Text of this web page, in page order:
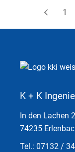
1
K + K
In den Lachen
74235
Tel.: 07132 /